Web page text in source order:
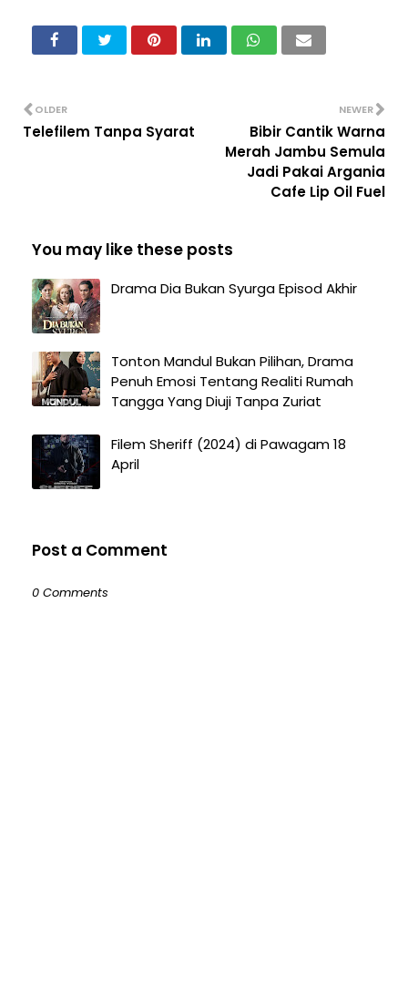
NEWER
Bibir Cantik Warna
Merah Jambu Semula
Jadi Pakai Argania
Cafe Lip Oil Fuel
OLDER
Telefilem Tanpa Syarat
You may like these posts
Drama Dia Bukan Syurga Episod Akhir
Tonton Mandul Bukan Pilihan, Drama
Penuh Emosi Tentang Realiti Rumah
Tangga Yang Diuji Tanpa Zuriat
Filem Sheriff (2024) di Pawagam 18
April
Post a Comment
0 Comments